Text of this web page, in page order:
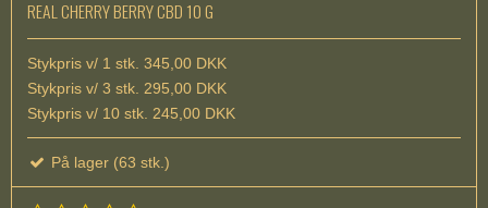
REAL CHERRY BERRY CBD 10 G
Stykpris v/ 1 stk. 345,00 DKK
Stykpris v/ 3 stk. 295,00 DKK
Stykpris v/ 10 stk. 245,00 DKK
På lager (63 stk.)